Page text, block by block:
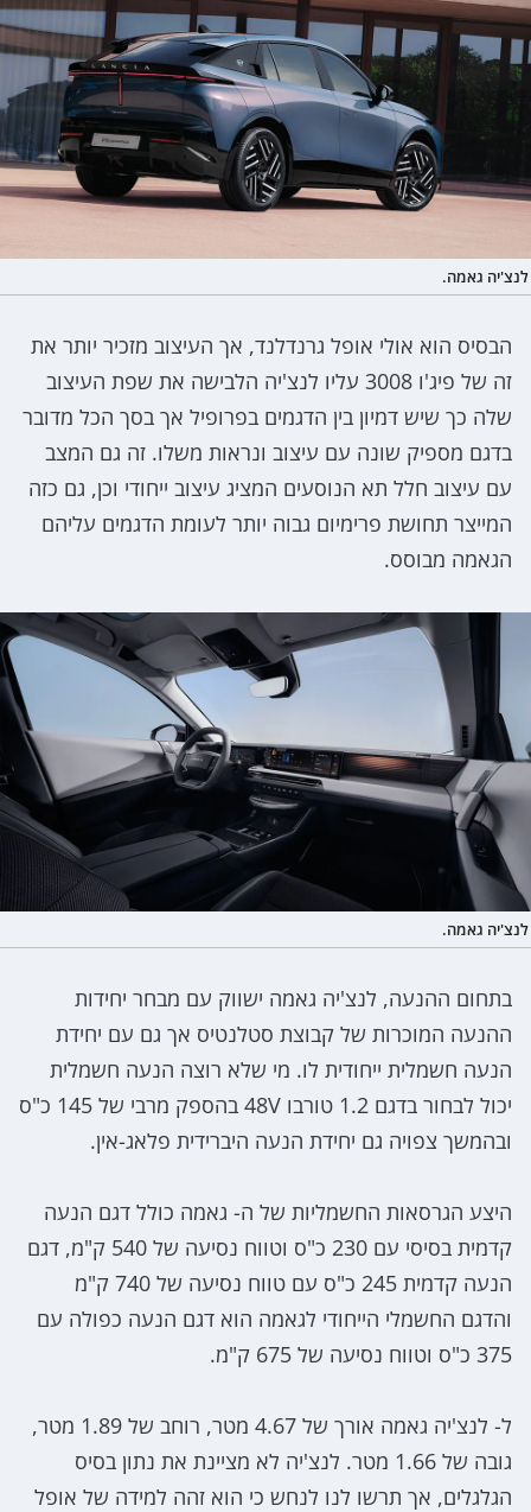
לנצ'יה גאמה.
הבסיס הוא אולי אופל גרנדלנד, אך העיצוב מזכיר יותר את
זה של פיג'ו 3008 עליו לנצ'יה הלבישה את שפת העיצוב
שלה כך שיש דמיון בין הדגמים בפרופיל אך בסך הכל מדובר
בדגם מספיק שונה עם עיצוב ונראות משלו. זה גם המצב
עם עיצוב חלל תא הנוסעים המציג עיצוב ייחודי וכן, גם כזה
המייצר תחושת פרימיום גבוה יותר לעומת הדגמים עליהם
הגאמה מבוסס.
לנצ'יה גאמה.
בתחום ההנעה, לנצ'יה גאמה ישווק עם מבחר יחידות
ההנעה המוכרות של קבוצת סטלנטיס אך גם עם יחידת
הנעה חשמלית ייחודית לו. מי שלא רוצה הנעה חשמלית
יכול לבחור בדגם 1.2 טורבו 48V בהספק מרבי של 145 כ"ס
ובהמשך צפויה גם יחידת הנעה היברידית פלאג-אין.
היצע הגרסאות החשמליות של ה- גאמה כולל דגם הנעה
קדמית בסיסי עם 230 כ"ס וטווח נסיעה של 540 ק"מ, דגם
הנעה קדמית 245 כ"ס עם טווח נסיעה של 740 ק"מ
והדגם החשמלי הייחודי לגאמה הוא דגם הנעה כפולה עם
375 כ"ס וטווח נסיעה של 675 ק"מ.
ל- לנצ'יה גאמה אורך של 4.67 מטר, רוחב של 1.89 מטר,
גובה של 1.66 מטר. לנצ'יה לא מציינת את נתון בסיס
הגלגלים, אך תרשו לנו לנחש כי הוא זהה למידה של אופל